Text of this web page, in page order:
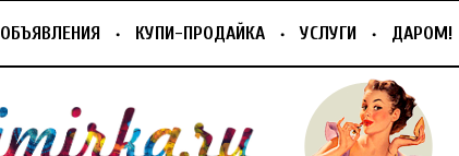
ОБЪЯВЛЕНИЯ КУПИ-ПРОДАЙКА УСЛУГИ ДАРОМ!